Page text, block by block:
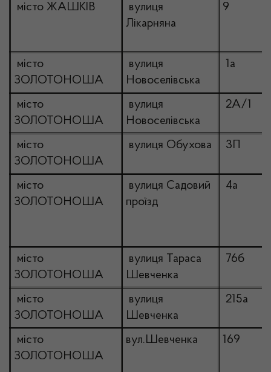
місто ЖАШКІВ
вулиця
Лікарняна
9
місто
ЗОЛОТОНОША
вулиця
Новоселівська
1а
місто
ЗОЛОТОНОША
вулиця
Новоселівська
2А/1
місто
ЗОЛОТОНОША
вулиця Обухова 3П
місто
ЗОЛОТОНОША
вулиця Садовий
проїзд
4а
місто
ЗОЛОТОНОША
вулиця Тараса
Шевченка
76б
місто
ЗОЛОТОНОША
вулиця
Шевченка
215а
місто
ЗОЛОТОНОША
вул.Шевченка 169